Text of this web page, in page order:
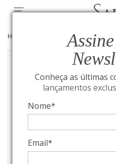
Conheça as últimas
lançamentos
Nome*
Email*
HOME BEST SELLERS